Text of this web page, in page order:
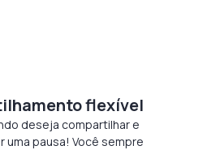
flexível
deseja compartilhar e
uma pausa! Você sempre